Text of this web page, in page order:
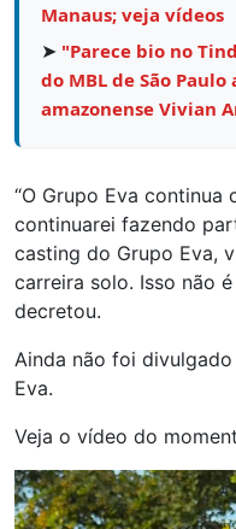
Manaus; veja vídeos
➤ "Parece bio no
do MBL de São
amazonense Vivian
“O Grupo Eva continua
continuarei fazendo
casting do Grupo Eva,
carreira solo. Isso não
decretou.
Ainda não foi
Eva.
Veja o vídeo do
Tocador
de